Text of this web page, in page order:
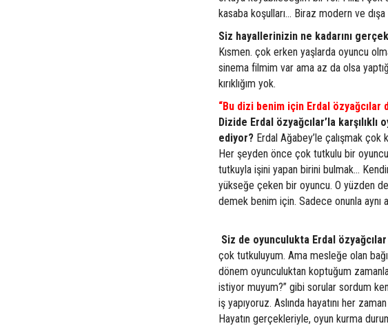
kasaba koşulları... Biraz modern ve
Siz hayallerinizin ne kadarını
Kısmen. çok erken yaşlarda oyuncu
sinema filmim var ama az da olsa
kırıklığım yok.
“Bu dizi benim için Erdal özyağcılar
Dizide Erdal özyağcılar’la
ediyor? Erdal Ağabey’le çalışmak
Her şeyden önce çok tutkulu bir
tutkuyla işini yapan birini bulmak...
yükseğe çeken bir oyuncu. O yüzden
demek benim için. Sadece onunla
Siz de oyunculukta Erdal
çok tutkuluyum. Ama mesleğe olan
dönem oyunculuktan koptuğum
istiyor muyum?” gibi sorular sordum
iş yapıyoruz. Aslında hayatını her
Hayatın gerçekleriyle, oyun kurma